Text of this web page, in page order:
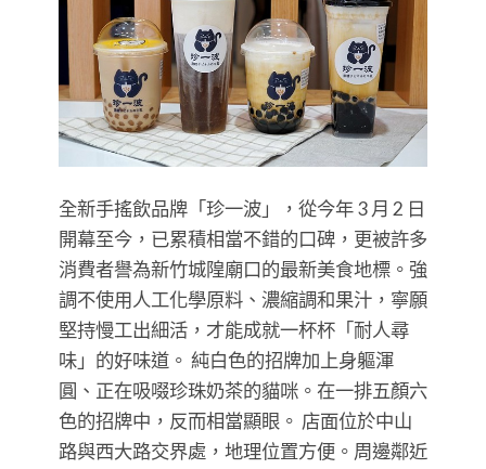
全新手搖飲品牌「珍一波」，從今年 3 月 2 日
開幕至今，已累積相當不錯的口碑，更被許多
消費者譽為新竹城隍廟口的最新美食地標。強
調不使用人工化學原料、濃縮調和果汁，寧願
堅持慢工出細活，才能成就一杯杯「耐人尋
味」的好味道。 純白色的招牌加上身軀渾
圓、正在吸啜珍珠奶茶的貓咪。在一排五顏六
色的招牌中，反而相當顯眼。 店面位於中山
路與西大路交界處，地理位置方便。周邊鄰近